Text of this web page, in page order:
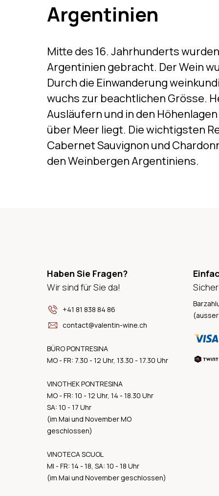
Argentinien
Mitte des 16. Jahrhunderts
Argentinien gebracht. Der Wein
Durch die Einwanderung
wuchs zur beachtlichen Grösse.
Ausläufern und in den
über Meer liegt. Die wichtigsten
Cabernet Sauvignon und
den Weinbergen Argentiniens.
Haben Sie Fragen?
Wir sind für Sie da!
+41 81 838 84 86
contact@valentin-wine.ch
BÜRO PONTRESINA
MO - FR: 7.30 - 12 Uhr, 13.30 - 17.30 Uhr
VINOTHEK PONTRESINA
MO - FR: 10 - 12 Uhr, 14 - 18.30 Uhr
SA: 10 - 17 Uhr
(im Mai und November MO
geschlossen)
VINOTECA SCUOL
MI - FR: 14 - 18, SA: 10 - 18 Uhr
(im Mai und November geschlossen)